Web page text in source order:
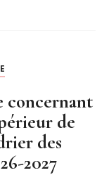
concernant
de
des
2027